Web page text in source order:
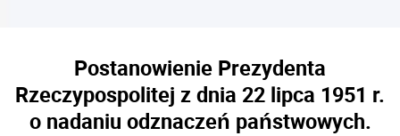
Postanowienie Prezydenta
Rzeczypospolitej z dnia 22 lipca 1951 r.
o nadaniu odznaczeń państwowych.